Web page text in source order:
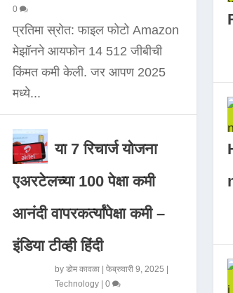
0
प्रतिमा स्रोत: फाइल फोटो Amazon
मेझॉनने आयफोन 14 512 जीबीची
किंमत कमी केली. जर आपण 2025
मध्ये...
या 7 रिचार्ज योजना
एअरटेलच्या 100 पेक्षा कमी
आनंदी वापरकर्त्यांपेक्षा कमी –
इंडिया टीव्ही हिंदी
by डोम कावळा| फेब्रुवारी 9, 2025
Technology| 0